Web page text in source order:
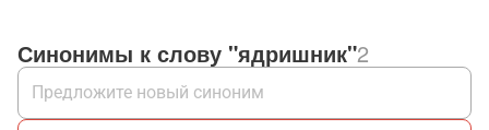
Синонимы к слову "ядришник"2